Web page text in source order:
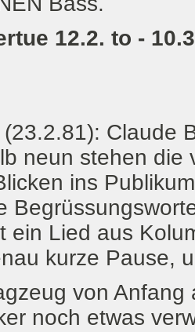
12.2. to -
Claude
neun stehen
ins
ein Lied aus
kurze Pause,
von Anfang
noch etwas